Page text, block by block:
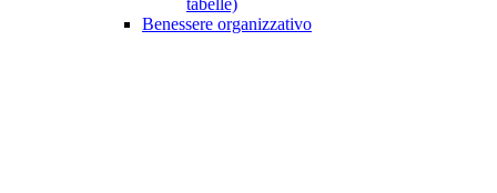
tabelle)
Benessere organizzativo